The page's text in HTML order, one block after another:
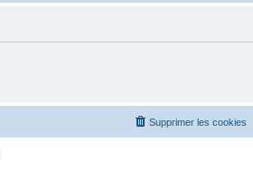
Supprimer les cookies